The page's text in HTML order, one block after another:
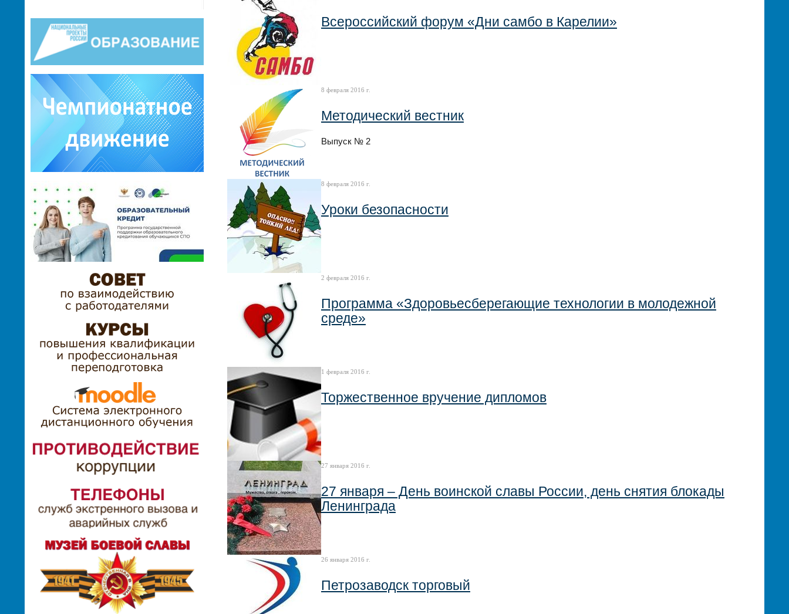
Всероссийский форум «Дни самбо в Карелии»
8 февраля 2016 г.
Методический вестник
Выпуск № 2
8 февраля 2016 г.
Уроки безопасности
2 февраля 2016 г.
Программа «Здоровьесберегающие технологии в молодежной
среде»
1 февраля 2016 г.
Торжественное вручение дипломов
27 января 2016 г.
27 января – День воинской славы России, день снятия блокады
Ленинграда
26 января 2016 г.
Петрозаводск торговый